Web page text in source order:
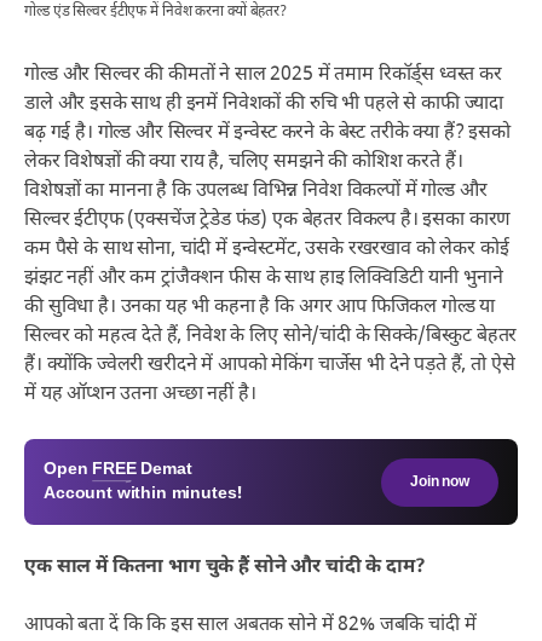
गोल्ड एंड सिल्वर ईटीएफ में निवेश करना क्यों बेहतर?
गोल्ड और सिल्वर की कीमतों ने साल 2025 में तमाम रिकॉर्ड्स ध्वस्त कर
डाले और इसके साथ ही इनमें निवेशकों की रुचि भी पहले से काफी ज्यादा
बढ़ गई है। गोल्ड और सिल्वर में इन्वेस्ट करने के बेस्ट तरीके क्या हैं? इसको
लेकर विशेषज्ञों की क्या राय है, चलिए समझने की कोशिश करते हैं।
विशेषज्ञों का मानना है कि उपलब्ध विभिन्न निवेश विकल्पों में गोल्ड और
सिल्वर ईटीएफ (एक्सचेंज ट्रेडेड फंड) एक बेहतर विकल्प है। इसका कारण
कम पैसे के साथ सोना, चांदी में इन्वेस्टमेंट, उसके रखरखाव को लेकर कोई
झंझट नहीं और कम ट्रांजैक्शन फीस के साथ हाइ लिक्विडिटी यानी भुनाने
की सुविधा है। उनका यह भी कहना है कि अगर आप फिजिकल गोल्ड या
सिल्वर को महत्व देते हैं, निवेश के लिए सोने/चांदी के सिक्के/बिस्कुट बेहतर
हैं। क्योंकि ज्वेलरी खरीदने में आपको मेकिंग चार्जेस भी देने पड़ते हैं, तो ऐसे
में यह ऑप्शन उतना अच्छा नहीं है।
Open FREE Demat
Account within minutes!
Join now
एक साल में कितना भाग चुके हैं सोने और चांदी के दाम?
आपको बता दें कि कि इस साल अबतक सोने में 82% जबकि चांदी में